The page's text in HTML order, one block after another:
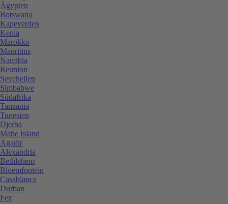
Ägypten
Botswana
Kapeverden
Kenia
Marokko
Mauritius
Namibia
Reunion
Seychellen
Simbabwe
Südafrika
Tanzania
Tunesien
Djerba
Mahe Island
Agadir
Alexandria
Bethlehem
Bloemfontein
Casablanca
Durban
Fez